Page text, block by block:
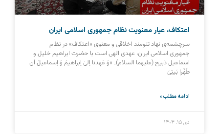
اعتکاف، عیار معنویت نظام جمهوری اسلامی ایران
سرچشمه‌ی نهاد تنومند اخلاقی و معنوی «اعتکاف» در نظام
جمهوری اسلامی ایران، عهدی الهی است با حضرت ابراهیم خلیل و
اسماعیل ذبیح (علیهما السلام)ـ «وَ عَهِدنا اِلىٰ‌ اِبراهیمَ وَ اِسماعیلَ اَن
طَهِّرا بَیتِیَ
ادامه مطلب »
دی ۱۵, ۱۴۰۴